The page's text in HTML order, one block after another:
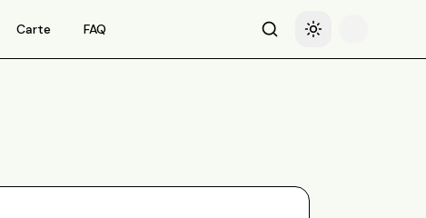
Carte FAQ RechercheBasculer le thème